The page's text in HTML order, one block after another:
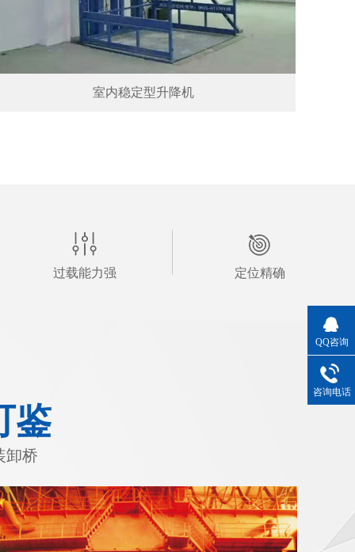
室内稳定型升降机
过载能力强 定位精确
鉴
卸桥
QQ咨询
咨询电话